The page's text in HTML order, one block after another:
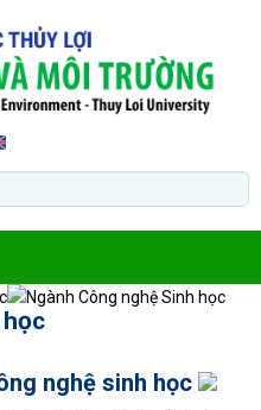
Ngành Công nghệ Sinh học
nghệ sinh học